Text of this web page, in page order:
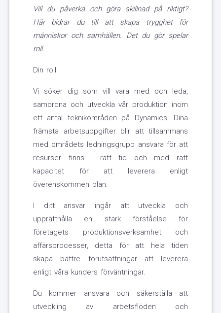
Vill du påverka och göra skillnad på riktigt?
Här bidrar du till att skapa trygghet för
människor och samhällen. Det du gör spelar
roll.
Din roll
Vi söker dig som vill vara med och leda,
samordna och utveckla vår produktion inom
ett antal teknikområden på Dynamics. Dina
främsta arbetsuppgifter blir att tillsammans
med områdets ledningsgrupp ansvara för att
resurser finns i rätt tid och med rätt
kapacitet för att leverera enligt
överenskommen plan.
I ditt ansvar ingår att utveckla och
upprätthålla en stark förståelse för
företagets produktionsverksamhet och
affärsprocesser, detta för att hela tiden
skapa bättre förutsättningar att leverera
enligt våra kunders förväntningar.
Du kommer ansvara och säkerställa att
utveckling av arbetsflöden och